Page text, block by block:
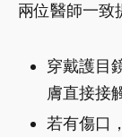
兩位醫師一致
穿戴護目
膚直接接
若有傷口